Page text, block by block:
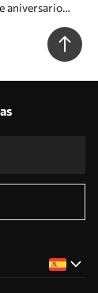
aniversario